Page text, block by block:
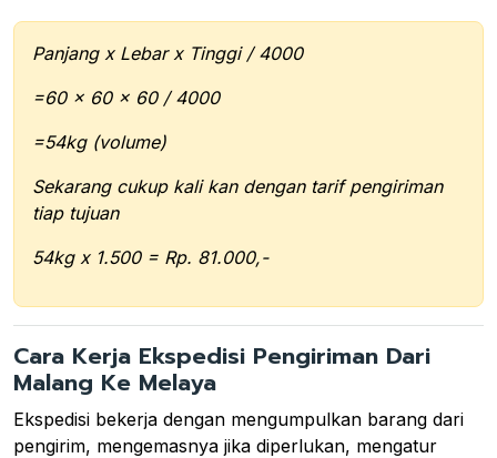
Panjang x Lebar x Tinggi / 4000
=60 x 60 x 60 / 4000
=54kg (volume)
Sekarang cukup kali kan dengan tarif pengiriman
tiap tujuan
54kg x 1.500 = Rp. 81.000,-
Cara Kerja Ekspedisi Pengiriman Dari
Malang Ke Melaya
Ekspedisi bekerja dengan mengumpulkan barang dari
pengirim, mengemasnya jika diperlukan, mengatur